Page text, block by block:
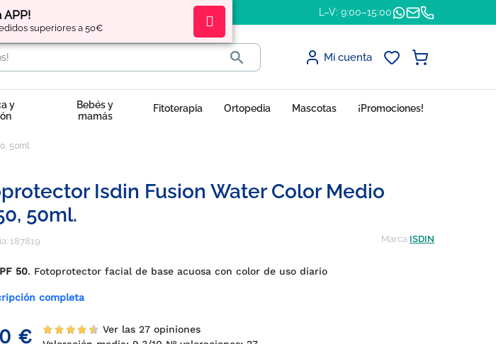
APP!
superiores a 50€
y obtén L–V: 9:00–15:00
 Mi cuenta
y
Bebés y
mamás
Fitoterapia Ortopedia Mascotas ¡Promociones!
50ml.
Isdin Fusion Water Color Medio
50ml.
187819 Marca ISDIN
50. Fotoprotector facial de base acuosa con color de uso diario
completa
€
Ver las 27 opiniones